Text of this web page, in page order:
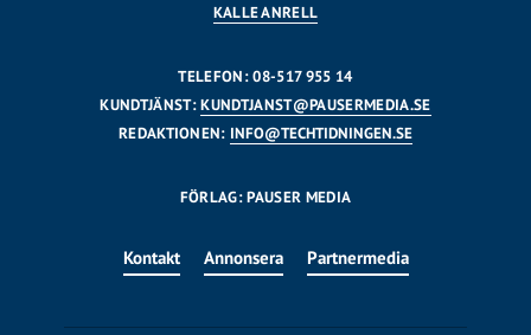
KALLE ANRELL
TELEFON: 08-517 955 14
KUNDTJÄNST:KUNDTJANST@PAUSERMEDIA.SE
REDAKTIONEN: INFO@TECHTIDNINGEN.SE
FÖRLAG: PAUSER MEDIA
Kontakt Annonsera Partnermedia